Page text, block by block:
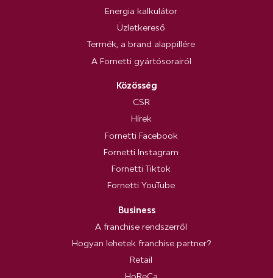
Energia kalkulátor
Üzletkereső
Termék, a brand alappillére
A Fornetti gyártósorairól
Közösség
CSR
Hírek
Fornetti Facebook
Fornetti Instagram
Fornetti Tiktok
Fornetti YouTube
Business
A franchise rendszerről
Hogyan lehetek franchise partner?
Retail